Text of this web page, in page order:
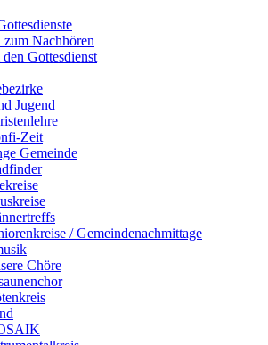
zum Nachhören
Gottesdienst
Jugend
Zeit
Gemeinde
/ Gemeindenachmittage
Chöre